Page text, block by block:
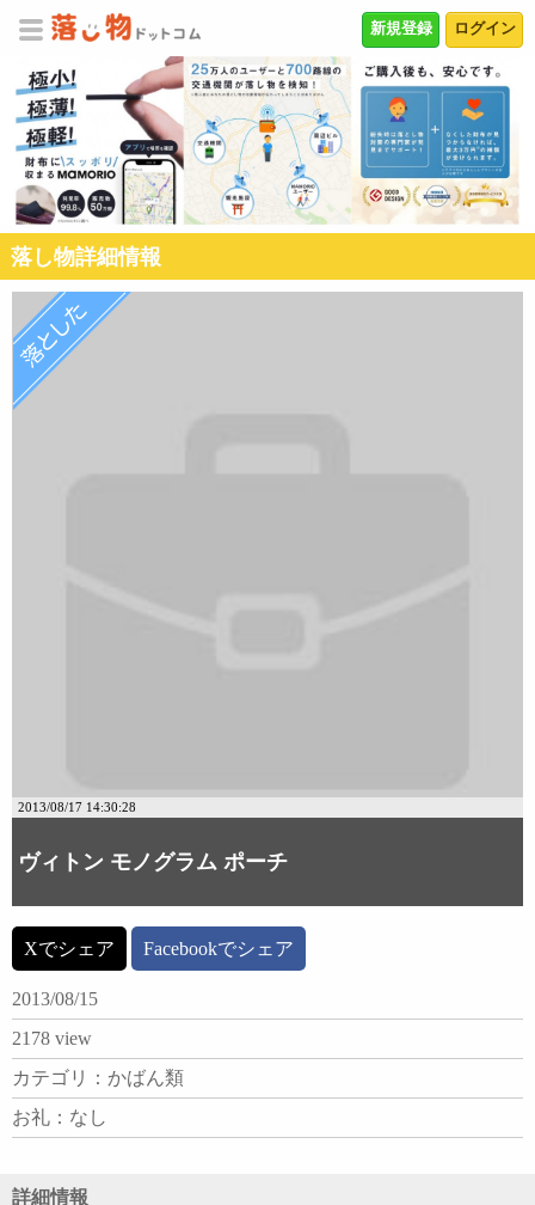
ログイン
新規登録
落し物詳細情報
2013/08/17 14:30:28
ヴィトン モノグラム ポーチ
Xでシェア Facebookでシェア
2013/08/15
2178 view
カテゴリ：かばん類
お礼：なし
詳細情報